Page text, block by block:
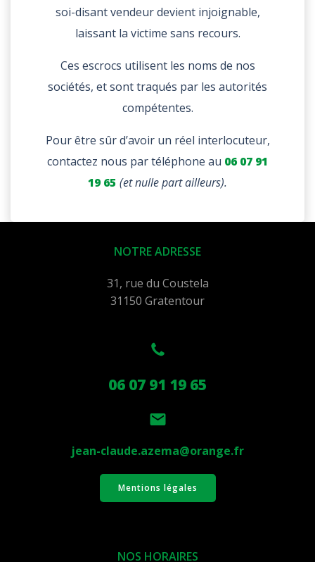
soi-disant vendeur devient injoignable,
laissant la victime sans recours.
Ces escrocs utilisent les noms de nos
sociétés, et sont traqués par les autorités
compétentes.
Pour être sûr d’avoir un réel interlocuteur,
contactez nous par téléphone au 06 07 91
19 65 (et nulle part ailleurs).
NOTRE ADRESSE
31, rue du Coustela
31150 Gratentour
06 07 91 19 65
jean-claude.azema@orange.fr
Mentions légales
NOS HORAIRES